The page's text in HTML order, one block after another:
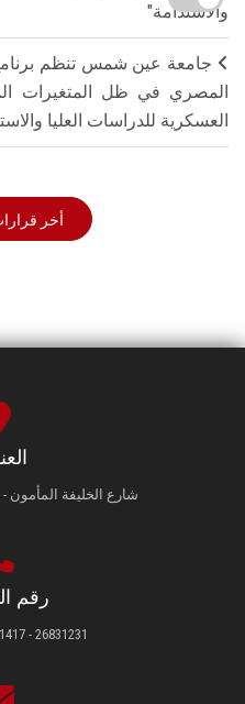
والاستدامة"
جامعة عين شمس تنظم
المصري في ظل المتغيرات
العسكرية للدراسات العليا
أخر
شارع الخليفة المأمون -
رقم
26831231 - 26831417 - 26831474